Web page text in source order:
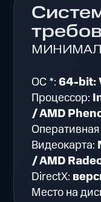
ОС *:64-bit:
Процессор:
/ AMD
Видеокарта:
/ AMD
DirectX:
Место на